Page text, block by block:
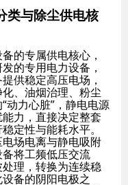
类与除尘供电核
的专属供电核心，
的专用电力设备，
供稳定高压电场，
、油烟治理、粉尘
动力心脏”，静电电源
力，直接决定整套
定性与能耗水平。
场电离与静电吸附
将工频低压交流
理，转换为连续稳
备的阴阳电极之